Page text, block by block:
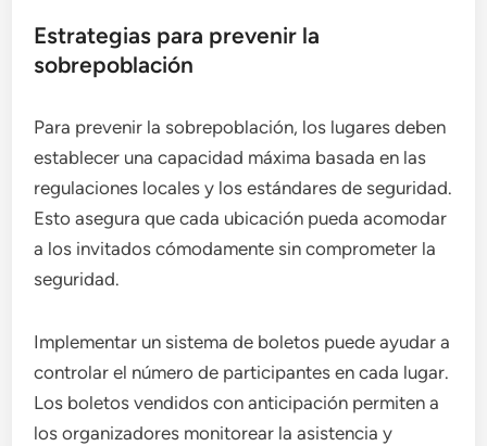
Estrategias para prevenir la
sobrepoblación
Para prevenir la sobrepoblación, los lugares deben
establecer una capacidad máxima basada en las
regulaciones locales y los estándares de seguridad.
Esto asegura que cada ubicación pueda acomodar
a los invitados cómodamente sin comprometer la
seguridad.
Implementar un sistema de boletos puede ayudar a
controlar el número de participantes en cada lugar.
Los boletos vendidos con anticipación permiten a
los organizadores monitorear la asistencia y